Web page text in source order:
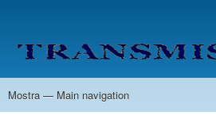
account
menu
Main
Mostra — Main navigation